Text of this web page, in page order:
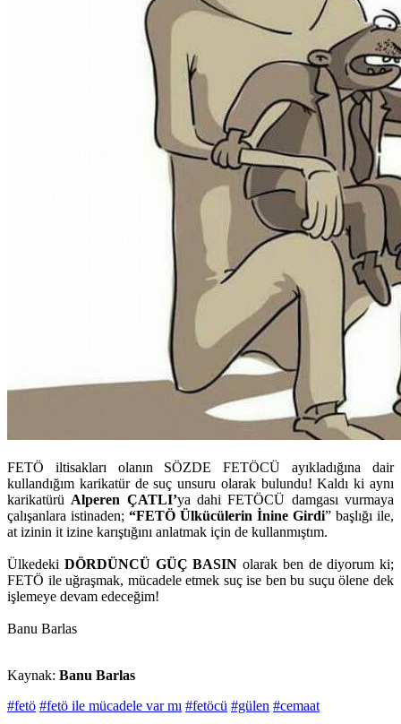
FETÖ iltisakları olanın SÖZDE FETÖCÜ ayıkladığına dair
kullandığım karikatür de suç unsuru olarak bulundu! Kaldı ki aynı
karikatürüAlperen ÇATLI’ya dahi FETÖCÜ damgası vurmaya
çalışanlara istinaden; “FETÖ Ülkücülerin İnine Girdi” başlığı ile,
at izinin it izine karıştığını anlatmak için de kullanmıştım.
Ülkedeki DÖRDÜNCÜ GÜÇ BASIN olarak ben de diyorum ki;
FETÖ ile uğraşmak, mücadele etmek suç ise ben bu suçu ölene dek
işlemeye devam edeceğim!
Banu Barlas
Kaynak: Banu Barlas
#fetö #fetö ile mücadele var mı #fetöcü #gülen #cemaat